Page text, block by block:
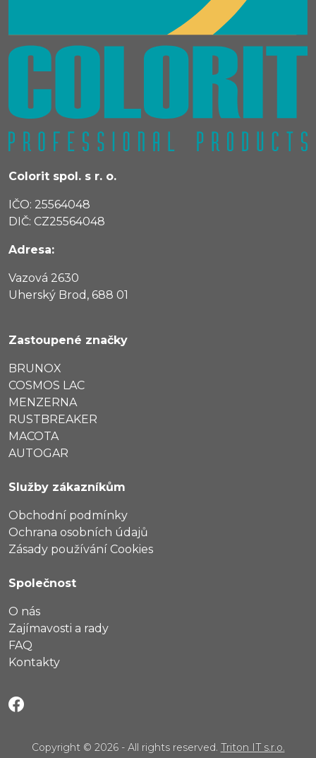
Colorit spol. s r. o.
IČO: 25564048
DIČ: CZ25564048
Adresa:
Vazová 2630
Uherský Brod, 688 01
Zastoupené značky
BRUNOX
COSMOS LAC
MENZERNA
RUSTBREAKER
MACOTA
AUTOGAR
Služby zákazníkům
Obchodní podmínky
Ochrana osobních údajů
Zásady používání Cookies
Společnost
O nás
Zajímavosti a rady
FAQ
Kontakty
Copyright © 2026 - All rights reserved. Triton IT s.r.o.